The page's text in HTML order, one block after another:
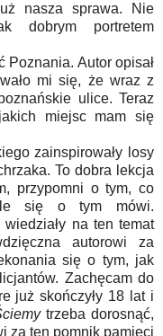
nasza sprawa. Nie
dobrym portretem
Poznania. Autor opisał
mi się, że wraz z
ulice. Teraz
miejsc mam się
zainspirowały losy
To dobra lekcja
przypomni o tym, co
się o tym mówi.
na ten temat
autorowi za
się o tym, jak
Zachęcam do
już skończyły 18 lat i
trzeba dorosnąć,
za ten pomnik pamięci